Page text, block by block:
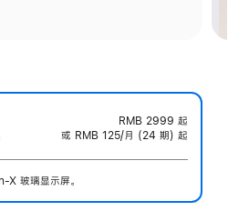
RMB 2999 起
或 RMB 125/月 (24 期) 起
X 玻璃显示屏。